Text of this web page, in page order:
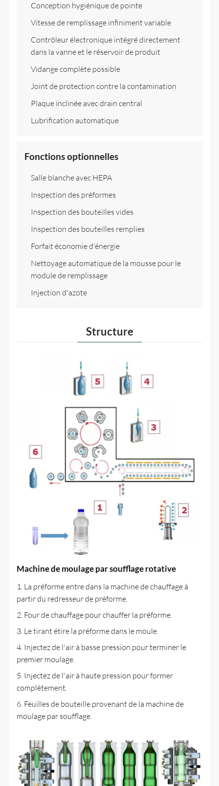
Conception hygiénique de pointe
Vitesse de remplissage infiniment variable
Contrôleur électronique intégré directement
dans la vanne et le réservoir de produit
Vidange complète possible
Joint de protection contre la contamination
Plaque inclinée avec drain central
Lubrification automatique
Fonctions optionnelles
Salle blanche avec HEPA
Inspection des préformes
Inspection des bouteilles vides
Inspection des bouteilles remplies
Forfait économie d'énergie
Nettoyage automatique de la mousse pour le
module de remplissage
Injection d'azote
Structure
Machine de moulage par soufflage rotative
1. La préforme entre dans la machine de chauffage à
partir du redresseur de préforme.
2. Four de chauffage pour chauffer la préforme.
3. Le tirant étire la préforme dans le moule.
4. Injectez de l'air à basse pression pour terminer le
premier moulage.
5. Injectez de l'air à haute pression pour former
complètement.
6. Feuilles de bouteille provenant de la machine de
moulage par soufflage.